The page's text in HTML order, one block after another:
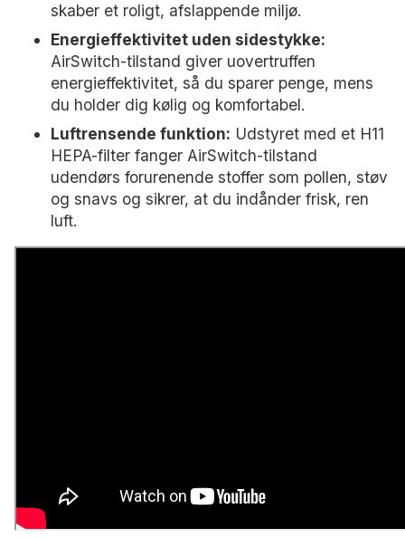
skaber et roligt, afslappende miljø.
Energieffektivitet uden sidestykke:
AirSwitch-tilstand giver uovertruffen
energieffektivitet, så du sparer penge, mens
du holder dig kølig og komfortabel.
Luftrensende funktion: Udstyret med et H11
HEPA-filter fanger AirSwitch-tilstand
udendørs forurenende stoffer som pollen, støv
og snavs og sikrer, at du indånder frisk, ren
luft.